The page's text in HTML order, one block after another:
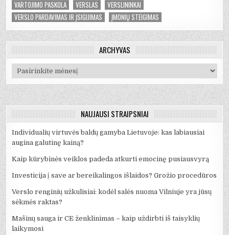
VARTOJIMO PASKOLA
VERSLAS
VERSLININKAI
VERSLO PARDAVIMAS IR ĮSIGIJIMAS
ĮMONIŲ STEIGIMAS
ARCHYVAS
Archyvas
NAUJAUSI STRAIPSNIAI
Individualių virtuvės baldų gamyba Lietuvoje: kas labiausiai
augina galutinę kainą?
Kaip kūrybinės veiklos padeda atkurti emocinę pusiausvyrą
Investicija į save ar bereikalingos išlaidos? Grožio procedūros
Verslo renginių užkulisiai: kodėl salės nuoma Vilniuje yra jūsų
sėkmės raktas?
Mašinų sauga ir CE ženklinimas – kaip uždirbti iš taisyklių
laikymosi